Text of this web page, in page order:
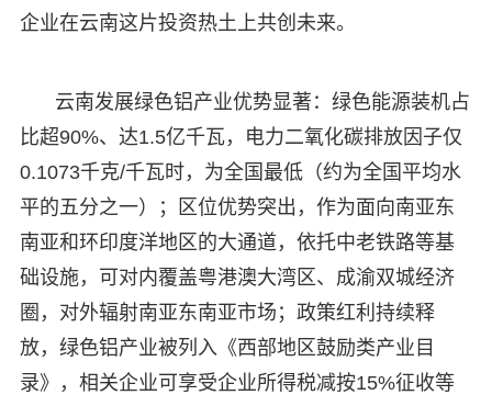
企业在云南这片投资热土上共创未来。
云南发展绿色铝产业优势显著：绿色能源装机占
比超90%、达1.5亿千瓦，电力二氧化碳排放因子仅
0.1073千克/千瓦时，为全国最低（约为全国平均水
平的五分之一）；区位优势突出，作为面向南亚东
南亚和环印度洋地区的大通道，依托中老铁路等基
础设施，可对内覆盖粤港澳大湾区、成渝双城经济
圈，对外辐射南亚东南亚市场；政策红利持续释
放，绿色铝产业被列入《西部地区鼓励类产业目
录》，相关企业可享受企业所得税减按15%征收等